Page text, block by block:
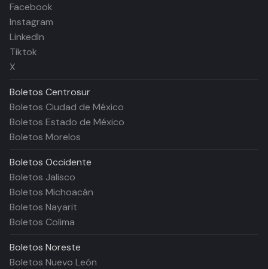
Facebook
Instagram
LinkedIn
Tiktok
X
Boletos Centrosur
Boletos Ciudad de México
Boletos Estado de México
Boletos Morelos
Boletos Occidente
Boletos Jalisco
Boletos Michoacán
Boletos Nayarit
Boletos Colima
Boletos Noreste
Boletos Nuevo León